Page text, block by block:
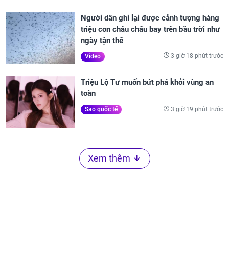
Người dân ghi lại được cảnh tượng hàng
triệu con châu chấu bay trên bầu trời như
ngày tận thế
Video 3 giờ 18 phút trước
Triệu Lộ Tư muốn bứt phá khỏi vùng an
toàn
Sao quốc tế 3 giờ 19 phút trước
Xem thêm